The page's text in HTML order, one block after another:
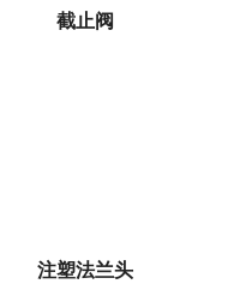
截止阀
注塑法兰头